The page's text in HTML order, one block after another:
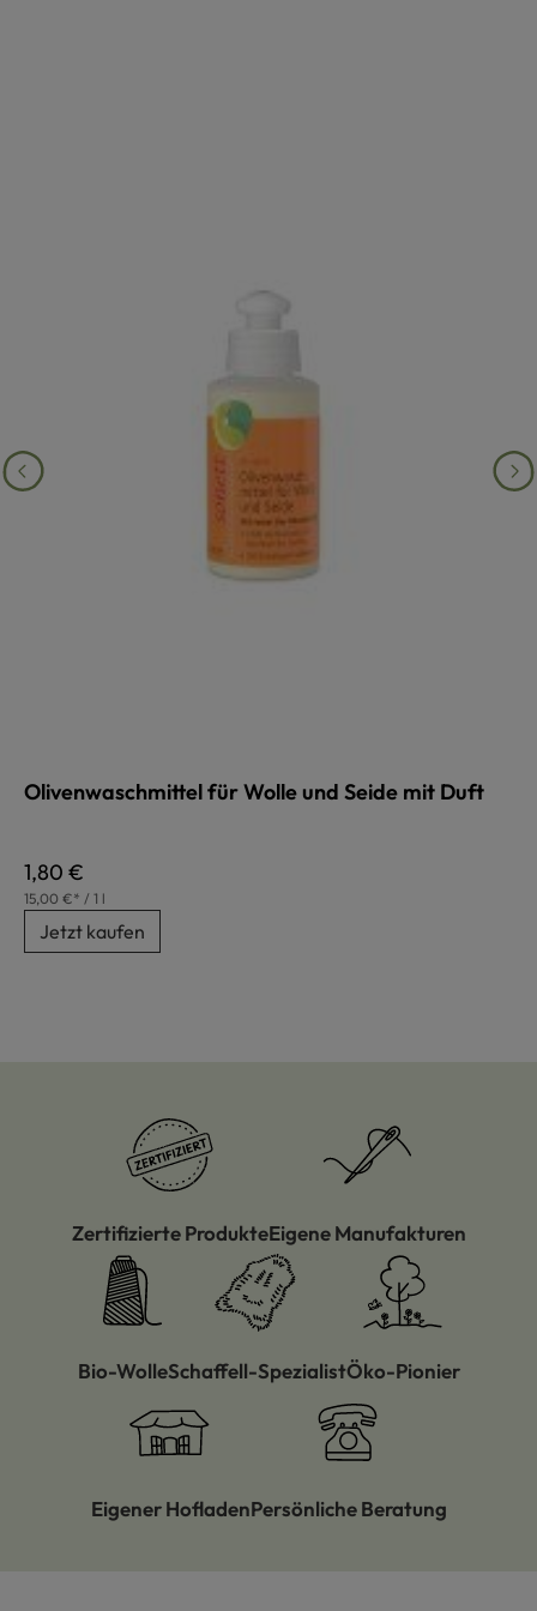
Olivenwaschmittel für Wolle und Seide mit Duft
Regulärer Preis:
1,80 €
15,00 €* / 1 l
Jetzt kaufen
Zertifizierte ProdukteEigene Manufakturen
Bio-WolleSchaffell-SpezialistÖko-Pionier
Eigener HofladenPersönliche Beratung